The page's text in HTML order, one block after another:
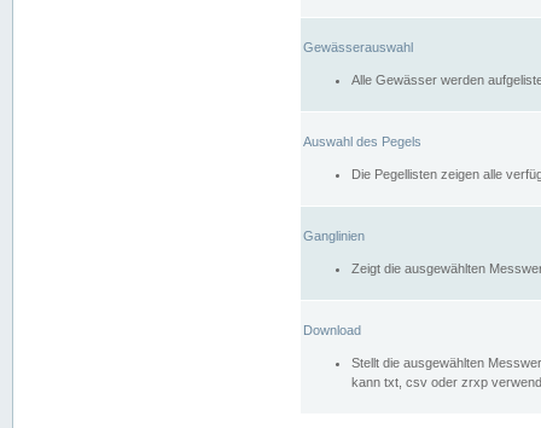
Gewässerauswahl
Alle Gewässer werden
Auswahl des Pegels
Die Pegellisten zeigen alle
Ganglinien
Zeigt die ausgewählten
Download
Stellt die ausgewählten
kann txt, csv oder zrxp